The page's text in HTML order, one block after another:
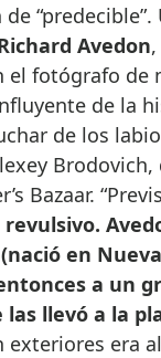
“predecible”.
Avedon
el fotógrafo de
de la
de los
Bazaar.
en
a un
las llevó a la
exteriores era